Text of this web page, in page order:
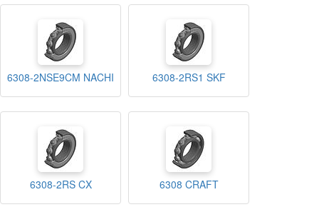
6308-2NSE9CM NACHI 6308-2RS1 SKF
6308-2RS CX 6308 CRAFT